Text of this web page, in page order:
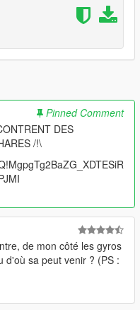
Pinned Comment
DES
/!\
de mon côté les gyros
d'où sa peut venir ? (PS :